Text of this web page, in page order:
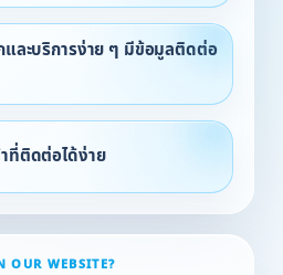
ละบริการง่าย ๆ มีข้อมูลติดต่อ
ที่ติดต่อได้ง่าย
OUR WEBSITE?